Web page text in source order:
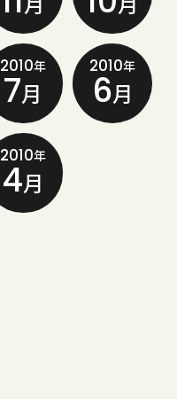
2010年
7月
2010年
6月
2010年
4月